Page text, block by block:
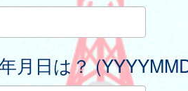
月日は？